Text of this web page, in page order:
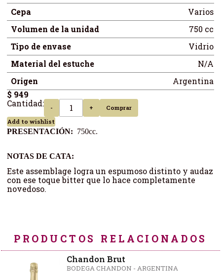
Cepa
Varios
Volumen de la unidad
750 cc
Tipo de envase
Vidrio
Material del estuche
N/A
Origen
Argentina
$ 949
Cantidad:
- +
Comprar
Add to wishlist
PRESENTACIÓN: 750cc.
NOTAS DE CATA:
Este assemblage logra un espumoso distinto y audaz
con ese toque bitter que lo hace completamente
novedoso.
PRODUCTOS RELACIONADOS
Chandon Brut
BODEGA CHANDON - ARGENTINA